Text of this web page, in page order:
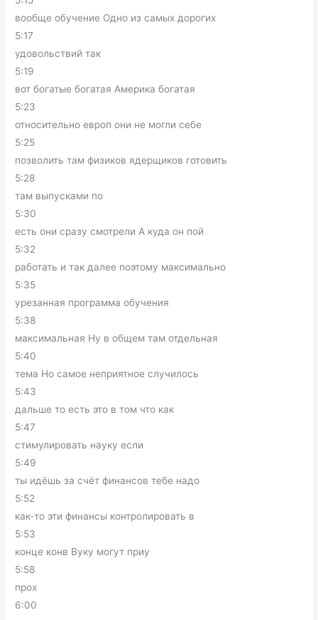
вообще обучение Одно из самых дорогих
5:17
удовольствий так
5:19
вот богатые богатая Америка богатая
5:23
относительно европ они не могли себе
5:25
позволить там физиков ядерщиков готовить
5:28
там выпусками по
5:30
есть они сразу смотрели А куда он пой
5:32
работать и так далее поэтому максимально
5:35
урезанная программа обучения
5:38
максимальная Ну в общем там отдельная
5:40
тема Но самое неприятное случилось
5:43
дальше то есть это в том что как
5:47
стимулировать науку если
5:49
ты идёшь за счёт финансов тебе надо
5:52
как-то эти финансы контролировать в
5:53
конце конв Вуку могут приу
5:58
прох
6:00